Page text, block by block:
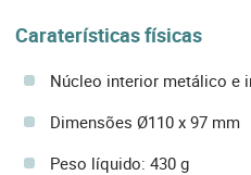
Caraterísticas físicas
Núcleo interior metálico e
Dimensões Ø110 x 97 mm
Peso líquido: 430 g